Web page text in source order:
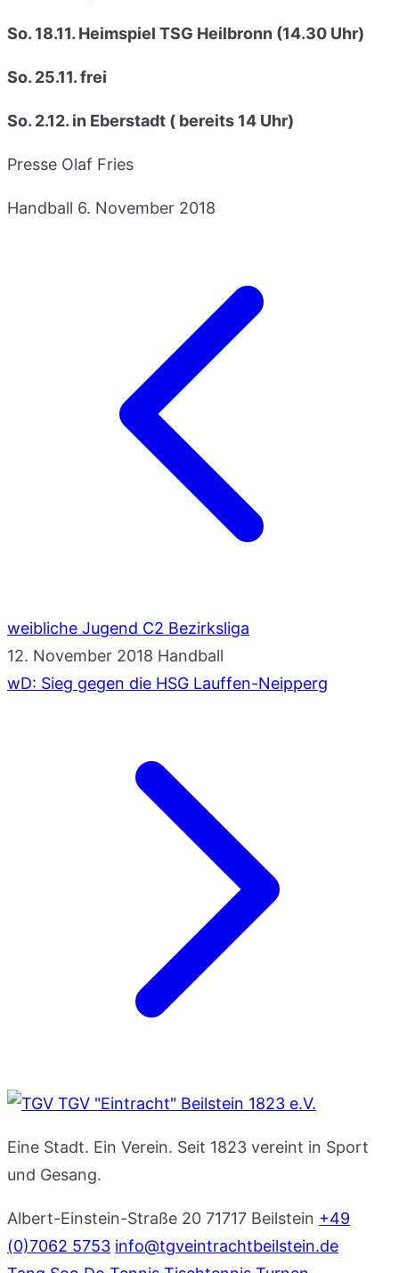
So. 18.11. Heimspiel TSG Heilbronn (14.30 Uhr)
So. 25.11. frei
So. 2.12. in Eberstadt ( bereits 14 Uhr)
Presse Olaf Fries
Handball 6. November 2018
weibliche Jugend C2 Bezirksliga
12. November 2018 Handball
wD: Sieg gegen die HSG Lauffen-Neipperg
TGV "Eintracht" Beilstein 1823 e.V.
Eine Stadt. Ein Verein. Seit 1823 vereint in Sport
und Gesang.
Albert-Einstein-Straße 20 71717 Beilstein +49
(0)7062 5753 info@tgveintrachtbeilstein.de